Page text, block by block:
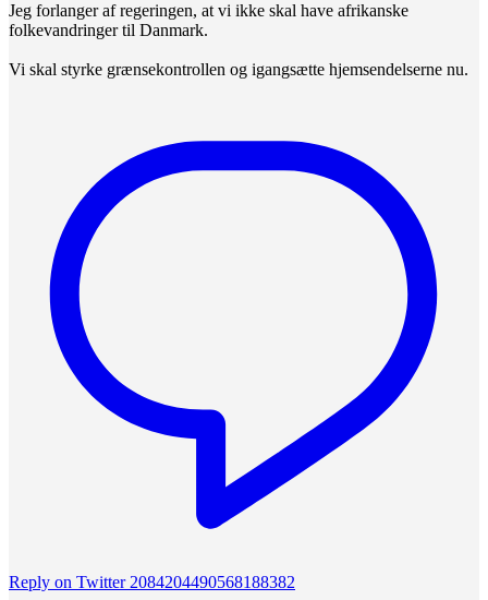
Jeg forlanger af regeringen, at vi ikke skal have afrikanske
folkevandringer til Danmark.
Vi skal styrke grænsekontrollen og igangsætte hjemsendelserne nu.
Reply on Twitter 2084204490568188382